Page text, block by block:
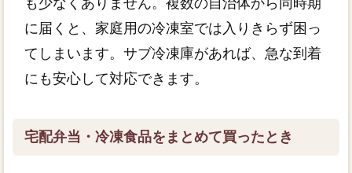
に届くと、家庭用の冷凍室では入りきらず困っ
てしまいます。サブ冷凍庫があれば、急な到着
にも安心して対応できます。
宅配弁当・冷凍食品をまとめて買ったとき